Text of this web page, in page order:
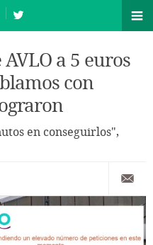
a 5 euros
con
en conseguirlos",